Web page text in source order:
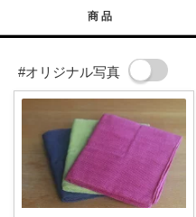
商品
#オリジナル写真